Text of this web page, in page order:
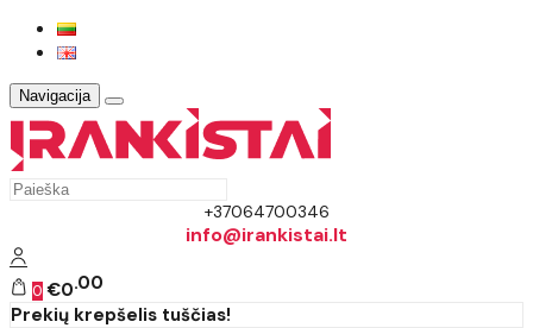
Navigacija
+37064700346
info@irankistai.lt
0 €0 00
Prekių krepšelis tuščias!